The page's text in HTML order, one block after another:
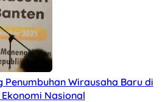
Penumbuhan Wirausaha Baru di
Nasional